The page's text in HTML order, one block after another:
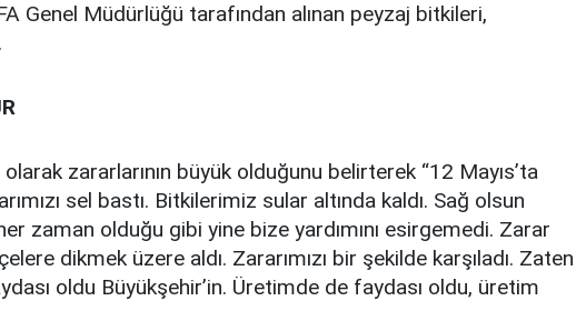
Genel Müdürlüğü tarafından alınan peyzaj bitkileri,
zararlarının büyük olduğunu belirterek “12 Mayıs’ta
sel bastı. Bitkilerimiz sular altında kaldı. Sağ olsun
zaman olduğu gibi yine bize yardımını esirgemedi. Zarar
dikmek üzere aldı. Zararımızı bir şekilde karşıladı. Zaten
oldu Büyükşehir’in. Üretimde de faydası oldu, üretim